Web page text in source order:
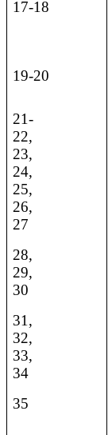
17-18
19-20
21-
22,
23,
24,
25,
26,
27
28,
29,
30
31,
32,
33,
34
35